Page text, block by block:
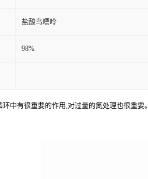
盐酸鸟嘌呤
98%
中有很重要的作用,对过量的氮处理也很重要。